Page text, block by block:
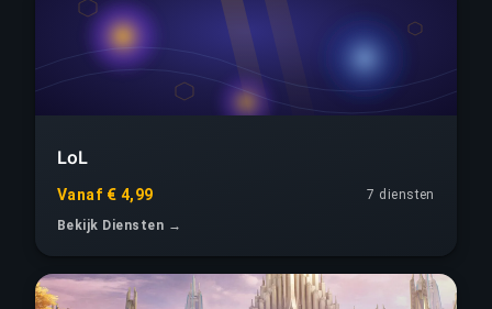
LoL
Vanaf € 4,99
7 diensten
Bekijk Diensten →